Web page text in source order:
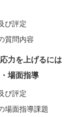
び評定
質問内容
力を上げるには
場面指導
び評定
場面指導課題